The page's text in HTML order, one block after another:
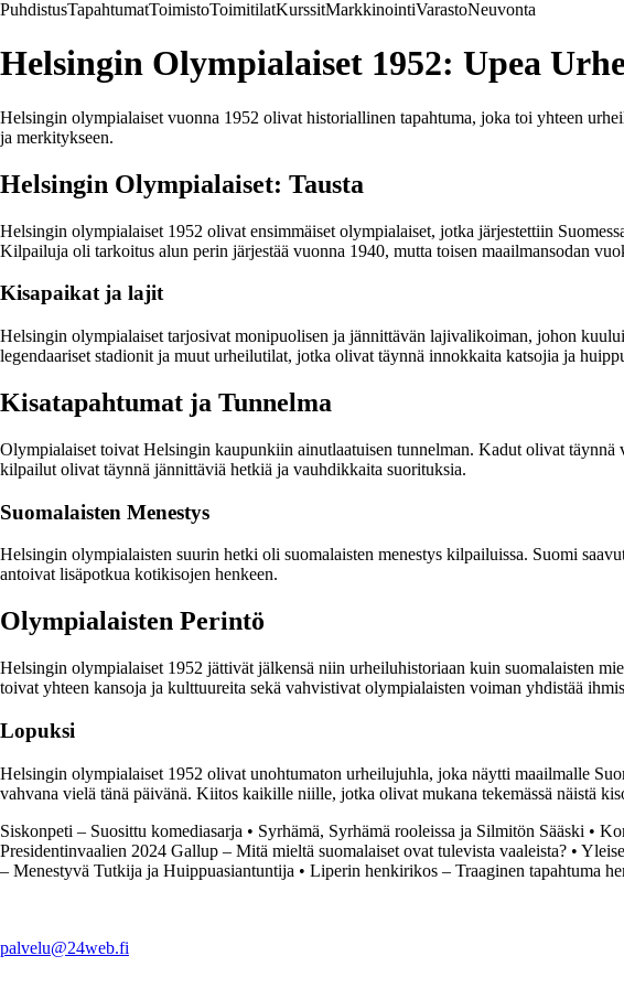
PuhdistusTapahtumatToimistoToimitilatKurssitMarkkinointiVarastoNeuvonta
Helsingin Olympialaiset 1952: Upea
Helsingin olympialaiset vuonna 1952 olivat historiallinen tapahtuma, joka toi yhteen
ja merkitykseen.
Helsingin Olympialaiset: Tausta
Helsingin olympialaiset 1952 olivat ensimmäiset olympialaiset, jotka järjestettiin
Kilpailuja oli tarkoitus alun perin järjestää vuonna 1940, mutta toisen maailmansodan
Kisapaikat ja lajit
Helsingin olympialaiset tarjosivat monipuolisen ja jännittävän lajivalikoiman, johon
legendaariset stadionit ja muut urheilutilat, jotka olivat täynnä innokkaita katsojia ja
Kisatapahtumat ja Tunnelma
Olympialaiset toivat Helsingin kaupunkiin ainutlaatuisen tunnelman. Kadut olivat
kilpailut olivat täynnä jännittäviä hetkiä ja vauhdikkaita suorituksia.
Suomalaisten Menestys
Helsingin olympialaisten suurin hetki oli suomalaisten menestys kilpailuissa. Suomi
antoivat lisäpotkua kotikisojen henkeen.
Olympialaisten Perintö
Helsingin olympialaiset 1952 jättivät jälkensä niin urheiluhistoriaan kuin suomalaisten
toivat yhteen kansoja ja kulttuureita sekä vahvistivat olympialaisten voiman yhdistää
Lopuksi
Helsingin olympialaiset 1952 olivat unohtumaton urheilujuhla, joka näytti maailmalle
vahvana vielä tänä päivänä. Kiitos kaikille niille, jotka olivat mukana tekemässä näistä
Siskonpeti – Suosittu komediasarja • Syrhämä, Syrhämä rooleissa ja Silmitön Sääski •
Presidentinvaalien 2024 Gallup – Mitä mieltä suomalaiset ovat tulevista vaaleista? •
– Menestyvä Tutkija ja Huippuasiantuntija • Liperin henkirikos – Traaginen tapahtuma
palvelu@24web.fi